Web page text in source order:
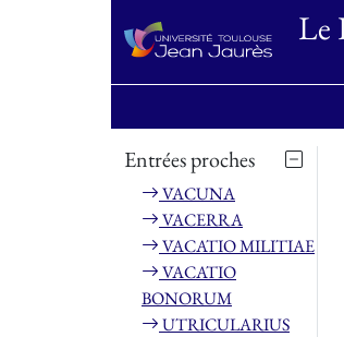
Le
Entrées proches
VACUNA
VACERRA
VACATIO MILITIAE
VACATIO
BONORUM
UTRICULARIUS